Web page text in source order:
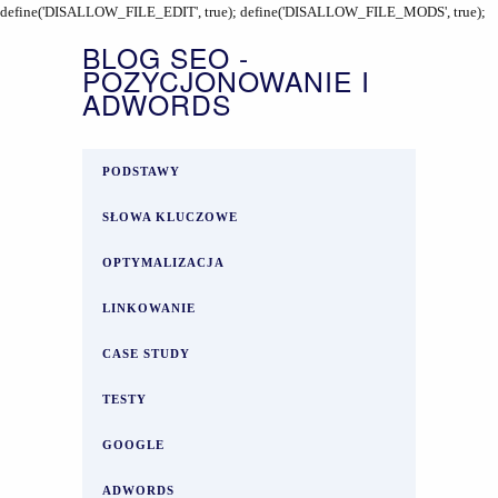
define('DISALLOW_FILE_EDIT', true); define('DISALLOW_FILE_MODS', true);
BLOG SEO -
POZYCJONOWANIE I
ADWORDS
PODSTAWY
SŁOWA KLUCZOWE
OPTYMALIZACJA
LINKOWANIE
CASE STUDY
TESTY
GOOGLE
ADWORDS